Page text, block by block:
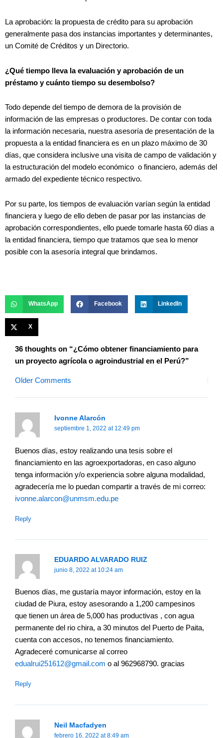
La aprobación: la propuesta de crédito para su aprobación
generalmente pasa dos instancias importantes y determinantes,
un Comité de Créditos y un Directorio.
¿Qué tiempo lleva la evaluación y aprobación de un
préstamo y cuánto tiempo su desembolso?
Todo depende del tiempo de demora de la provisión de
información de las empresas o productores. De contar con toda
la información necesaria, nuestra asesoría de presentación de la
propuesta a la entidad financiera es en un plazo máximo de 30
días, que considera inclusive una visita de campo de validación y
la estructuración del modelo económico o financiero, además del
armado del expediente técnico respectivo.
Por su parte, los tiempos de evaluación varían según la entidad
financiera y luego de ello deben de pasar por las instancias de
aprobación correspondientes, ello puede tomarle hasta 60 días a
la entidad financiera, tiempo que tratamos que sea lo menor
posible con la asesoría integral que brindamos.
WhatsApp Facebook LinkedIn
X
36 thoughts on “¿Cómo obtener financiamiento para
un proyecto agrícola o agroindustrial en el Perú?”
Comments
Older Comments
Ivonne Alarcón
septiembre 1, 2022 at 12:49 pm
Buenos días, estoy realizando una tesis sobre el
financiamiento en las agroexportadoras, en caso alguno
tenga información y/o experiencia sobre alguna modalidad,
agradecería me lo puedan compartir a través de mi correo:
ivonne.alarcon@unmsm.edu.pe
Reply
EDUARDO ALVARADO RUIZ
junio 8, 2022 at 10:24 am
Buenos días, me gustaría mayor información, estoy en la
ciudad de Piura, estoy asesorando a 1,200 campesinos
que tienen un área de 5,000 has productivas , con agua
permanente del rio chira, a 30 minutos del Puerto de Paita,
cuenta con accesos, no tenemos financiamiento.
Agradeceré comunicarse al correo
edualrui251612@gmail.com o al 962968790. gracias
Reply
Neil Macfadyen
febrero 16, 2022 at 8:49 am
Comments